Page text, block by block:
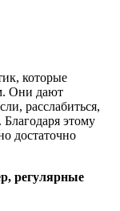
которые
Они дают
расслабиться,
этому
достаточно
регулярные